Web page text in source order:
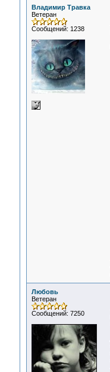
Владимир Травка
Ветеран
Сообщений: 1238
Любовь
Ветеран
Сообщений: 7250